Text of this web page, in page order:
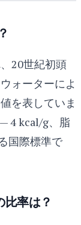
20世紀初頭
ォーターによ
を表していま
4 kcal/g、脂
国際標準で
率は？